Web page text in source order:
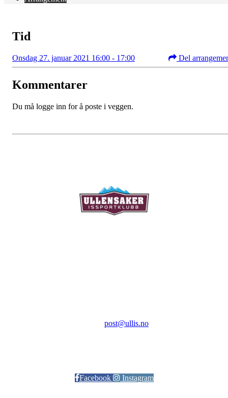
Tid
Onsdag 27. januar 2021 16:00 - 17:00 Del
Kommentarer
Du må logge inn for å poste i veggen.
post@ullis.no
Facebook Instagram